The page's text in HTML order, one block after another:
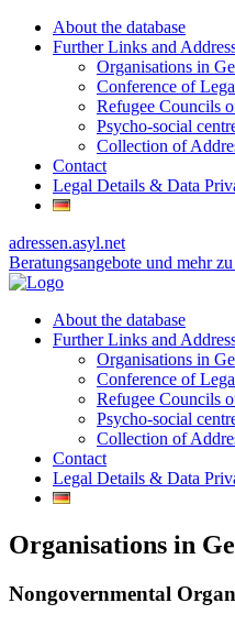
About the database
Further Links and
Organisations in
Conference of
Refugee Councils
Psycho-social
Collection of
Contact
Legal Details & Data
adressen.asyl.net
Beratungsangebote und mehr
About the database
Further Links and
Organisations in
Conference of
Refugee Councils
Psycho-social
Collection of
Contact
Legal Details & Data
Organisations in
Nongovernmental